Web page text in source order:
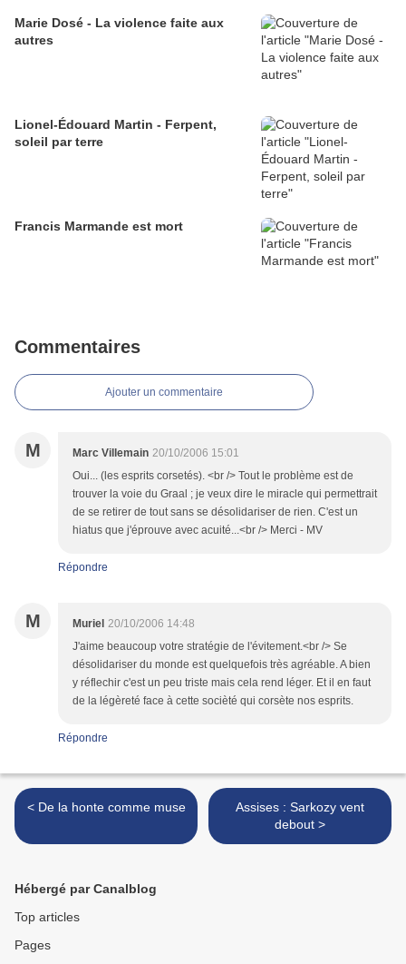
Marie Dosé - La violence faite aux
autres
Lionel-Édouard Martin - Ferpent,
soleil par terre
Francis Marmande est mort
Commentaires
Ajouter un commentaire
M Marc Villemain 20/10/2006 15:01
Oui... (les esprits corsetés). <br /> Tout le problème est de
trouver la voie du Graal ; je veux dire le miracle qui permettrait
de se retirer de tout sans se désolidariser de rien. C'est un
hiatus que j'éprouve avec acuité...<br /> Merci - MV
Répondre
M Muriel 20/10/2006 14:48
J'aime beaucoup votre stratégie de l'évitement.<br /> Se
désolidariser du monde est quelquefois très agréable. A bien
y réflechir c'est un peu triste mais cela rend léger. Et il en faut
de la légèreté face à cette socièté qui corsète nos esprits.
Répondre
< De la honte comme muse
Assises : Sarkozy vent
debout >
Hébergé par Canalblog
Top articles
Pages